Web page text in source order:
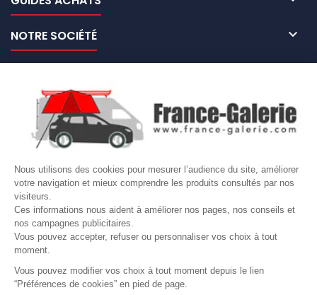
Nous utilisons des cookies pour mesurer l’audience du site, améliorer
votre navigation et mieux comprendre les produits consultés par nos
visiteurs.
Ces informations nous aident à améliorer nos pages, nos conseils et
nos campagnes publicitaires.
Vous pouvez accepter, refuser ou personnaliser vos choix à tout
moment.
Vous pouvez modifier vos choix à tout moment depuis le lien
“Préférences de cookies” en pied de page.
Gérer mes cookies
NOTRE SOCIÉTÉ 
VOTRE COMPTE 
Site protégé par reCAPTCHA.
LETTRE D'INFORMATIONS